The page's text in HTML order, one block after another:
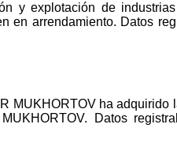
y explotación de
en arrendamiento. Datos
MUKHORTOV ha
Datos